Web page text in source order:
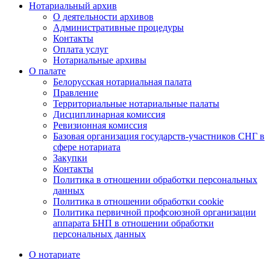
Нотариальный архив
О деятельности архивов
Административные процедуры
Контакты
Оплата услуг
Нотариальные архивы
О палате
Белорусская нотариальная палата
Правление
Территориальные нотариальные палаты
Дисциплинарная комиссия
Ревизионная комиссия
Базовая организация государств-участников СНГ в
сфере нотариата
Закупки
Контакты
Политика в отношении обработки персональных
данных
Политика в отношении обработки cookie
Политика первичной профсоюзной организации
аппарата БНП в отношении обработки
персональных данных
О нотариате